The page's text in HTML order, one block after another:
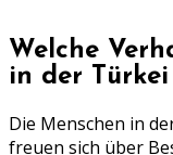
Welche
in der
Die Menschen in
freuen sich über